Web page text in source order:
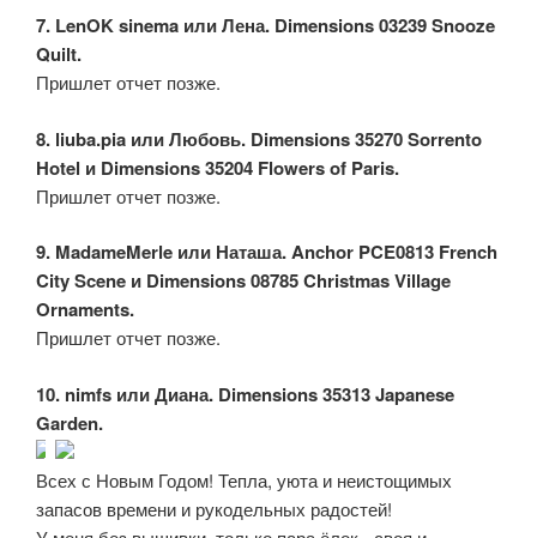
7. LenOK sinema или Лена. Dimensions 03239 Snooze
Quilt.
Пришлет отчет позже.
8. liuba.pia или Любовь. Dimensions 35270 Sorrento
Hotel и Dimensions 35204 Flowers of Paris.
Пришлет отчет позже.
9. MadameMerle или Наташа. Anchor PCE0813 French
City Scene и Dimensions 08785 Christmas Village
Ornaments.
Пришлет отчет позже.
10. nimfs или Диана. Dimensions 35313 Japanese
Garden.
Всех с Новым Годом! Тепла, уюта и неистощимых
запасов времени и рукодельных радостей!